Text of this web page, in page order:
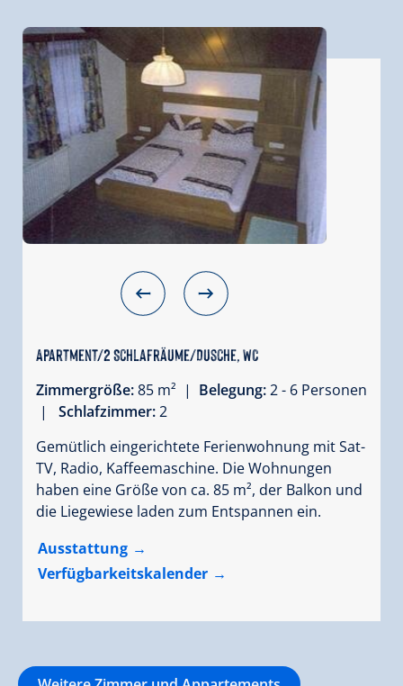
Apartment/2 Schlafräume/Dusche, WC
Zimmergröße:85 m² | Belegung:2 - 6 Personen
|
Schlafzimmer:2
Gemütlich eingerichtete Ferienwohnung mit Sat-
TV, Radio, Kaffeemaschine. Die Wohnungen
haben eine Größe von ca. 85 m², der Balkon und
die Liegewiese laden zum Entspannen ein.
Ausstattung
Verfügbarkeitskalender